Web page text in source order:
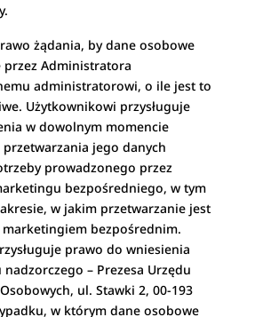
żądania, by dane osobowe
przez Administratora
administratorowi, o ile jest to
Użytkownikowi przysługuje
w dowolnym momencie
jego danych
prowadzonego przez
bezpośredniego, w tym
w jakim przetwarzanie jest
bezpośrednim.
prawo do wniesienia
– Prezesa Urzędu
ul. Stawki 2, 00-193
w którym dane osobowe